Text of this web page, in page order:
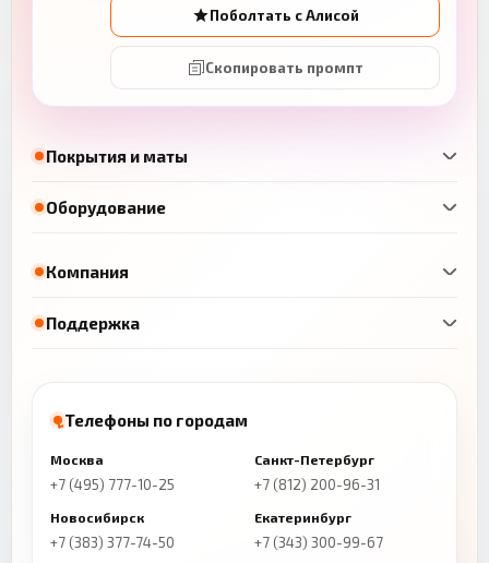
Покрытия и маты
Оборудование
Поболтать с Алисой
Скопировать промпт
Компания
Поддержка
Телефоны по городам
Москва
+7 (495) 777-10-25
Санкт-Петербург
+7 (812) 200-96-31
Новосибирск
+7 (383) 377-74-50
Екатеринбург
+7 (343) 300-99-67